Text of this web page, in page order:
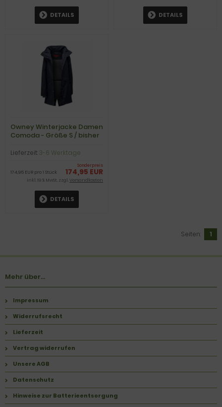
DETAILS DETAILS
Owney Winterjacke Damen
Comoda - Größe S / bisher
Lieferzeit: 3-6 Werktage
Sonderpreis
174,95 EUR
174,95 EUR pro 1 Stück
inkl. 19 % MwSt. zzgl.Versandkosten
DETAILS
Seiten: 1
Mehr über...
Impressum
Widerrufsrecht
Lieferzeit
Vertrag widerrufen
Unsere AGB
Datenschutz
Hinweise zur Batterieentsorgung